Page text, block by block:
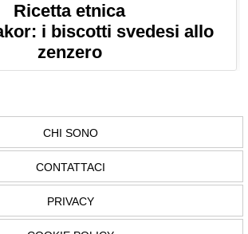
Ricetta etnica
i biscotti svedesi allo
zenzero
CHI SONO
CONTATTACI
PRIVACY